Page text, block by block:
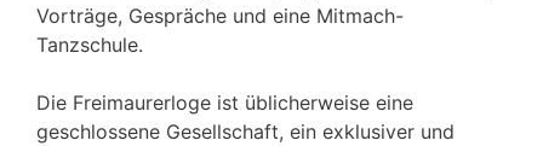
Vorträge, Gespräche und eine Mitmach-
Tanzschule.
Die Freimaurerloge ist üblicherweise eine
geschlossene Gesellschaft, ein exklusiver und